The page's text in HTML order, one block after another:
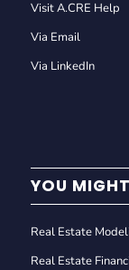
Visit A.CRE Help
Via Email
Via LinkedIn
YOU
Real Estate
Real Estate